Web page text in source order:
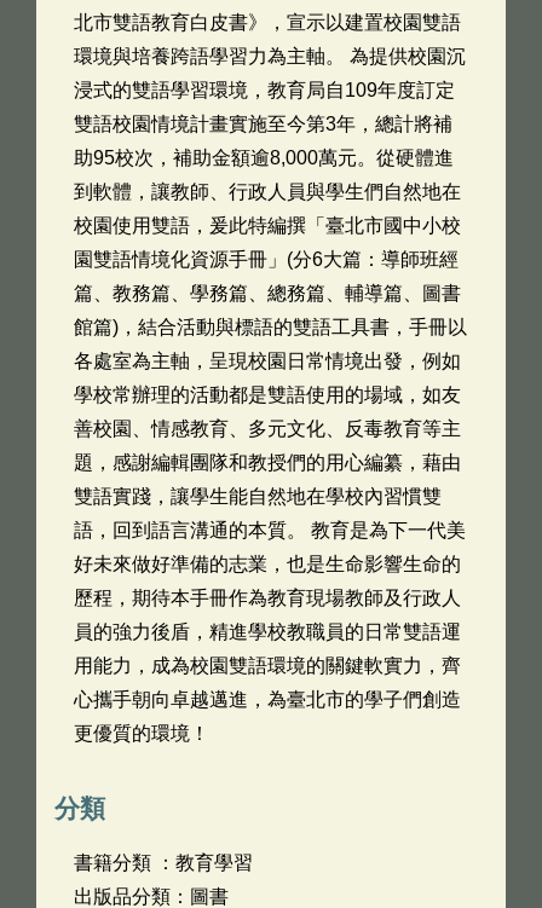
北市雙語教育白皮書》，宣示以建置校園雙語
環境與培養跨語學習力為主軸。 為提供校園沉
浸式的雙語學習環境，教育局自109年度訂定
雙語校園情境計畫實施至今第3年，總計將補
助95校次，補助金額逾8,000萬元。從硬體進
到軟體，讓教師、行政人員與學生們自然地在
校園使用雙語，爰此特編撰「臺北市國中小校
園雙語情境化資源手冊」(分6大篇：導師班經
篇、教務篇、學務篇、總務篇、輔導篇、圖書
館篇)，結合活動與標語的雙語工具書，手冊以
各處室為主軸，呈現校園日常情境出發，例如
學校常辦理的活動都是雙語使用的場域，如友
善校園、情感教育、多元文化、反毒教育等主
題，感謝編輯團隊和教授們的用心編纂，藉由
雙語實踐，讓學生能自然地在學校內習慣雙
語，回到語言溝通的本質。 教育是為下一代美
好未來做好準備的志業，也是生命影響生命的
歷程，期待本手冊作為教育現場教師及行政人
員的強力後盾，精進學校教職員的日常雙語運
用能力，成為校園雙語環境的關鍵軟實力，齊
心攜手朝向卓越邁進，為臺北市的學子們創造
更優質的環境！
分類
書籍分類 ：教育學習
出版品分類：圖書